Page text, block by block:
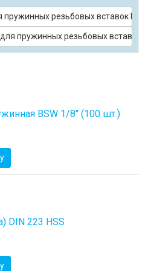
пружинных резьбовых вставок
пружинных резьбовых вставок
BSW 1/8" (100 шт.)
DIN 223 HSS